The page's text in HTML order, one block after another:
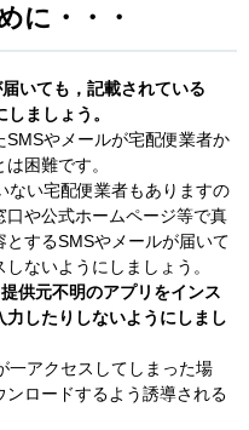
に・・・
いても，記載されている
ましょう。
SMSやメールが宅配便業者か
困難です。
ない宅配便業者もありますの
や公式ホームページ等で真
するSMSやメールが届いて
ないようにしましょう。
供元不明のアプリをインス
力したりしないようにしまし
一アクセスしてしまった場
ロードするよう誘導される